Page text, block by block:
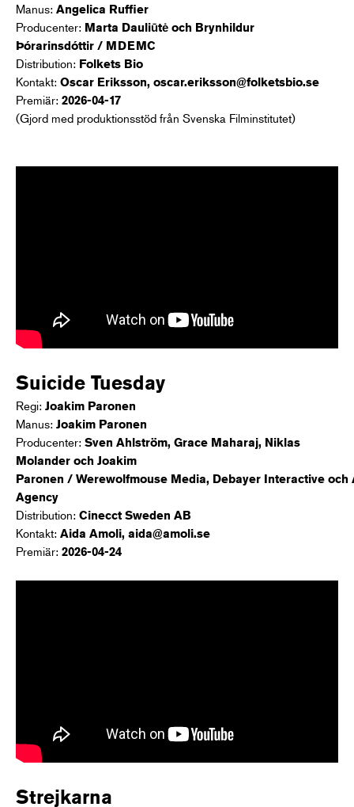
Manus: Angelica Ruffier
Producenter: Marta Dauliūtė och Brynhildur
Þórarinsdóttir / MDEMC
Distribution: Folkets Bio
Kontakt: Oscar Eriksson, oscar.eriksson@folketsbio.se
Premiär: 2026-04-17
(Gjord med produktionsstöd från Svenska Filminstitutet)
Suicide Tuesday
Regi: Joakim Paronen
Manus: Joakim Paronen
Producenter: Sven Ahlström, Grace Maharaj, Niklas
Molander och Joakim
Paronen / Werewolfmouse Media, Debayer Interactive och
Agency
Distribution: Cinecct Sweden AB
Kontakt: Aida Amoli, aida@amoli.se
Premiär: 2026-04-24
Strejkarna